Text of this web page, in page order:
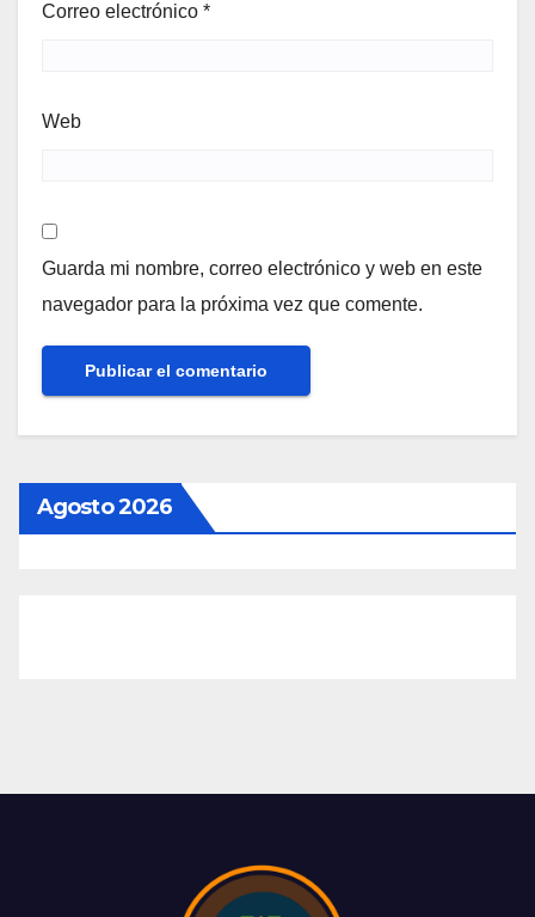
Correo electrónico *
Web
Guarda mi nombre, correo electrónico y web en este
navegador para la próxima vez que comente.
Agosto 2026